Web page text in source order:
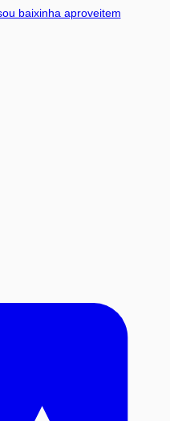
baixinha aproveitem